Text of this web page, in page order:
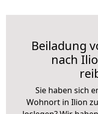
Beiladung
nach
Sie haben sich
Wohnort in Ilion